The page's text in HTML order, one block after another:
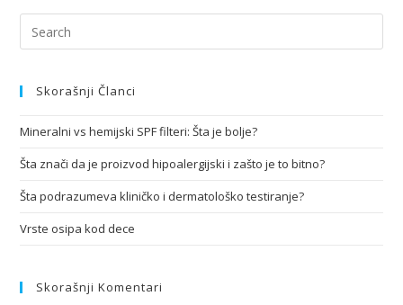
Skorašnji Članci
Mineralni vs hemijski SPF filteri: Šta je bolje?
Šta znači da je proizvod hipoalergijski i zašto je to bitno?
Šta podrazumeva kliničko i dermatološko testiranje?
Vrste osipa kod dece
Skorašnji Komentari